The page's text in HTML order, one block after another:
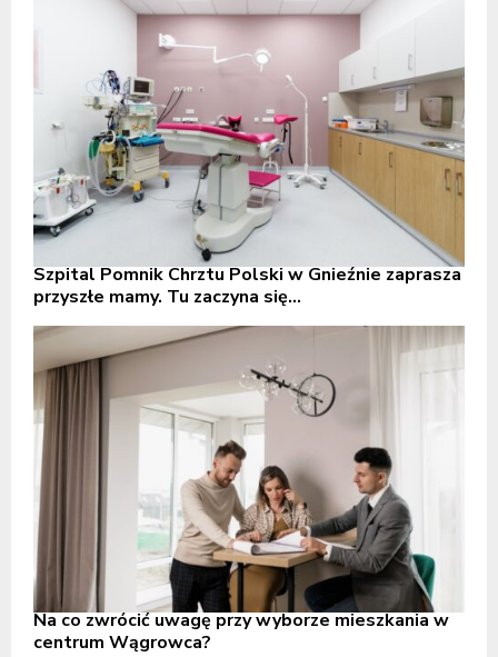
Szpital Pomnik Chrztu Polski w Gnieźnie zaprasza
przyszłe mamy. Tu zaczyna się...
Na co zwrócić uwagę przy wyborze mieszkania w
centrum Wągrowca?